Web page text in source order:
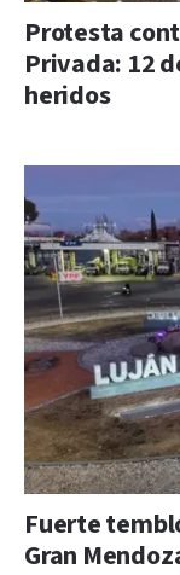
Protesta
Privada: 12
heridos
Fuerte
Gran